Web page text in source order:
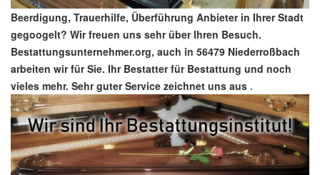
Beerdigung, Trauerhilfe, Überführung Anbieter in Ihrer Stadt
gegoogelt? Wir freuen uns sehr über Ihren Besuch.
Bestattungsunternehmer.org, auch in 56479 Niederroßbach
arbeiten wir für Sie. Ihr Bestatter für Bestattung und noch
vieles mehr. Sehr guter Service zeichnet uns aus .